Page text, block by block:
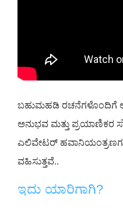
ಬಹುಮಹಡಿ ರಚನೆಗಳೊಂದಿಗೆ
ಅನುಭವ ಮತ್ತು ಪ್ರಯಾಣಿಕರ
ಎಲಿವೇಟರ್
ವಹಿಸುತ್ತವೆ..
ಇದು ಯಾರಿಗಾಗಿ?